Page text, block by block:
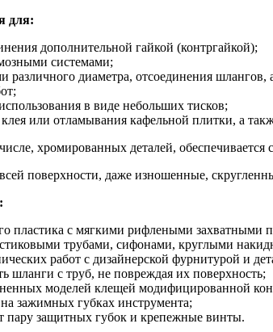
для:
дополнительной гайкой (контргайкой);
системами;
различного диаметра, отсоединения
в виде небольших тисков;
или отламывания кафельной плитки, а
хромированных деталей,
поверхности, даже изношенные,
пластика с мягкими рифлеными захватными
трубами, сифонами, круглыми
работ с дизайнерской фурнитурой и
шланги с труб, не повреждая их поверхность;
моделей клещей модифицированной
зажимных губках инструмента;
пару защитных губок и крепежные винты.